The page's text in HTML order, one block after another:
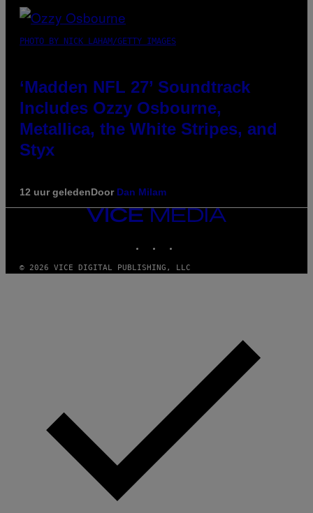
PHOTO BY NICK LAHAM/GETTY IMAGES
‘Madden NFL 27’ Soundtrack
Includes Ozzy Osbourne,
Metallica, the White Stripes, and
Styx
12 uur geledenDoor Dan Milam
VICE
© 2026 VICE DIGITAL PUBLISHING, LLC